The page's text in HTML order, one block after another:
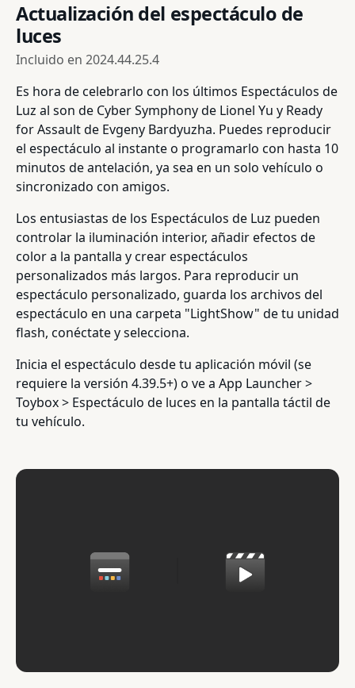
Actualización del espectáculo de
luces
Incluido en 2024.44.25.4
Es hora de celebrarlo con los últimos Espectáculos de
Luz al son de Cyber Symphony de Lionel Yu y Ready
for Assault de Evgeny Bardyuzha. Puedes reproducir
el espectáculo al instante o programarlo con hasta 10
minutos de antelación, ya sea en un solo vehículo o
sincronizado con amigos.
Los entusiastas de los Espectáculos de Luz pueden
controlar la iluminación interior, añadir efectos de
color a la pantalla y crear espectáculos
personalizados más largos. Para reproducir un
espectáculo personalizado, guarda los archivos del
espectáculo en una carpeta "LightShow" de tu unidad
flash, conéctate y selecciona.
Inicia el espectáculo desde tu aplicación móvil (se
requiere la versión 4.39.5+) o ve a App Launcher >
Toybox > Espectáculo de luces en la pantalla táctil de
tu vehículo.